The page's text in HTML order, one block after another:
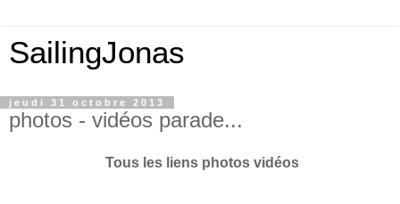
SailingJonas
jeudi 31 octobre 2013
photos - vidéos parade...
Tous les liens photos vidéos